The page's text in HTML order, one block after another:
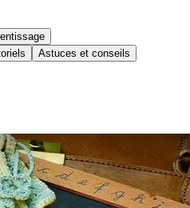
Astuces et conseils